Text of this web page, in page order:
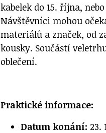
kabelek do 15. října,
Návštěvníci mohou
materiálů a značek, od
kousky. Součástí
oblečení.
Praktické informace:
Datum konání: 23.